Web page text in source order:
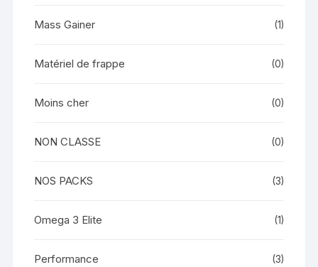
Mass Gainer (1)
Matériel de frappe (0)
Moins cher (0)
NON CLASSE (0)
NOS PACKS (3)
Omega 3 Elite (1)
Performance (3)